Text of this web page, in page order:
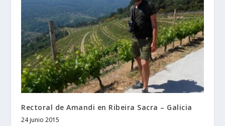
Rectoral de Amandi en Ribeira Sacra – Galicia
24 junio 2015